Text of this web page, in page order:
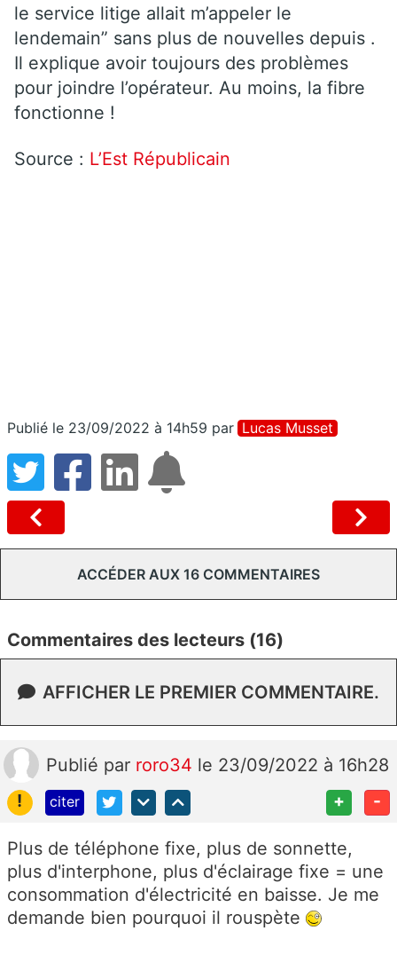
le service litige allait m’appeler le
lendemain” sans plus de nouvelles depuis .
Il explique avoir toujours des problèmes
pour joindre l’opérateur. Au moins, la fibre
fonctionne !
Source : L’Est Républicain
Publié le 23/09/2022 à 14h59 par Lucas Musset
ACCÉDER AUX 16 COMMENTAIRES
Commentaires des lecteurs (16)
AFFICHER LE PREMIER COMMENTAIRE.
Publié par roro34 le 23/09/2022 à 16h28
!
citer + -
Plus de téléphone fixe, plus de sonnette,
plus d'interphone, plus d'éclairage fixe = une
consommation d'électricité en baisse. Je me
demande bien pourquoi il rouspète